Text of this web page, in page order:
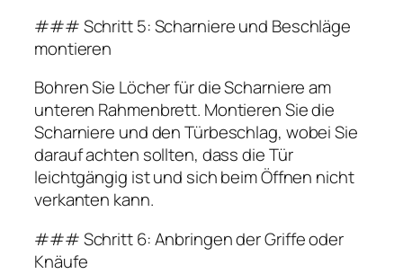
### Schritt 5: Scharniere und Beschläge
montieren
Bohren Sie Löcher für die Scharniere am
unteren Rahmenbrett. Montieren Sie die
Scharniere und den Türbeschlag, wobei Sie
darauf achten sollten, dass die Tür
leichtgängig ist und sich beim Öffnen nicht
verkanten kann.
### Schritt 6: Anbringen der Griffe oder
Knäufe